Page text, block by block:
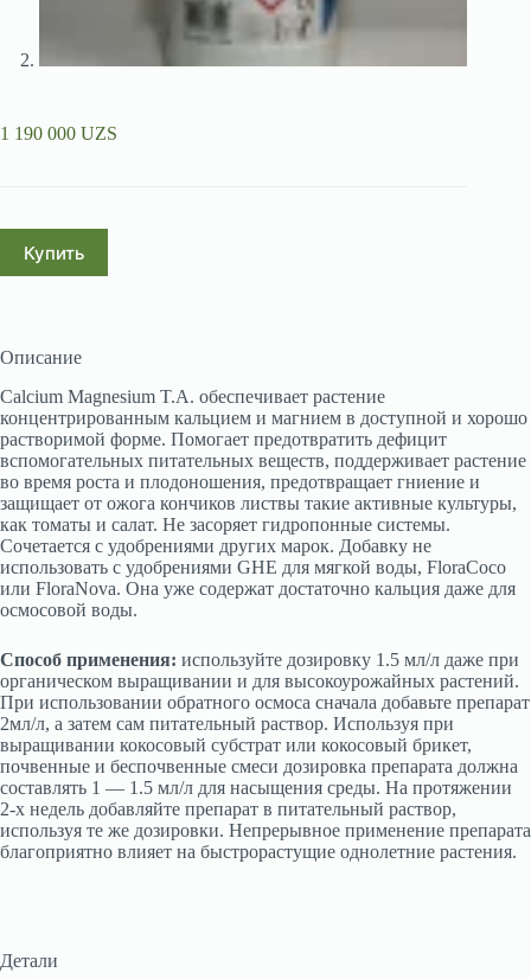
1 190 000 UZS
Купить
Описание
Calcium Magnesium T.A. обеспечивает растение
концентрированным кальцием и магнием в доступной и хорошо
растворимой форме. Помогает предотвратить дефицит
вспомогательных питательных веществ, поддерживает растение
во время роста и плодоношения, предотвращает гниение и
защищает от ожога кончиков листвы такие активные культуры,
как томаты и салат. Не засоряет гидропонные системы.
Сочетается с удобрениями других марок. Добавку не
использовать с удобрениями GHE для мягкой воды, FloraCoco
или FloraNova. Она уже содержат достаточно кальция даже для
осмосовой воды.
Способ применения: используйте дозировку 1.5 мл/л даже при
органическом выращивании и для высокоурожайных растений.
При использовании обратного осмоса сначала добавьте препарат
2мл/л, а затем сам питательный раствор. Используя при
выращивании кокосовый субстрат или кокосовый брикет,
почвенные и беспочвенные смеси дозировка препарата должна
составлять 1 — 1.5 мл/л для насыщения среды. На протяжении
2-х недель добавляйте препарат в питательный раствор,
используя те же дозировки. Непрерывное применение препарата
благоприятно влияет на быстрорастущие однолетние растения.
Детали